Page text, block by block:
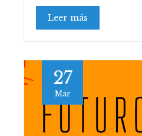
Leer más
27
Mar